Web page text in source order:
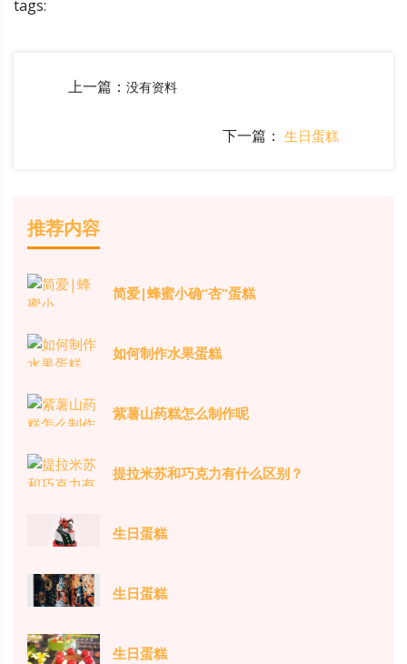
tags:
上一篇： 没有资料
下一篇： 生日蛋糕
推荐内容
简爱|蜂蜜小确“杏”蛋糕
如何制作水果蛋糕
紫薯山药糕怎么制作呢
提拉米苏和巧克力有什么区别？
生日蛋糕
生日蛋糕
生日蛋糕